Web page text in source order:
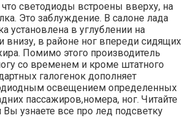
светодиоды встроены вверху, на
Это заблуждение. В салоне лада
установлена в углублении на
внизу, в районе ног впереди сидящих
Помимо этого производитель
со временем и кроме штатного
галогенок дополняет
освещением определенных
пассажиров,номера, ног. Читайте
узнаете все про лед подсветку